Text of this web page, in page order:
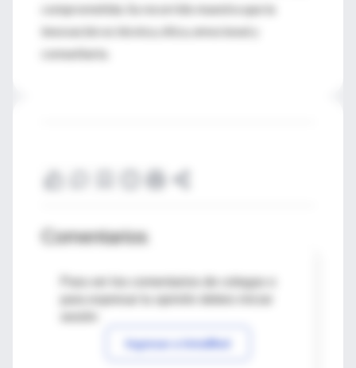
comprometida. Su recorrido muestra que la
innovación es técnica, ética, emocional y
comunitaria.
Comentarios
Para ver los comentarios de colegas o
Ingresar a IntraMed